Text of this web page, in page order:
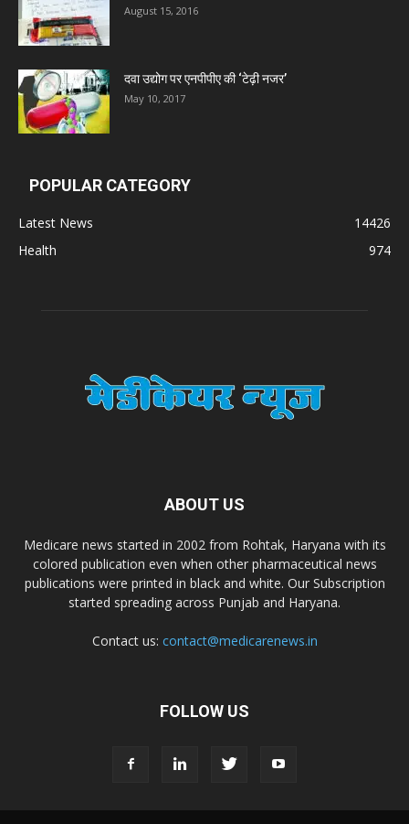
August 15, 2016
दवा उद्योग पर एनपीपीए की ‘टेढ़ी नजर’
May 10, 2017
POPULAR CATEGORY
Latest News
14426
Health
974
ABOUT US
Medicare news started in 2002 from Rohtak, Haryana with its
colored publication even when other pharmaceutical news
publications were printed in black and white. Our Subscription
started spreading across Punjab and Haryana.
Contact us: contact@medicarenews.in
FOLLOW US